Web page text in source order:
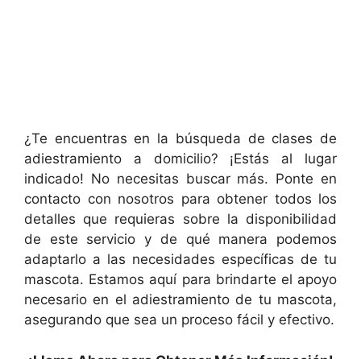
¿Te encuentras en la búsqueda de clases de
adiestramiento a domicilio? ¡Estás al lugar
indicado! No necesitas buscar más. Ponte en
contacto con nosotros para obtener todos los
detalles que requieras sobre la disponibilidad
de este servicio y de qué manera podemos
adaptarlo a las necesidades específicas de tu
mascota. Estamos aquí para brindarte el apoyo
necesario en el adiestramiento de tu mascota,
asegurando que sea un proceso fácil y efectivo.